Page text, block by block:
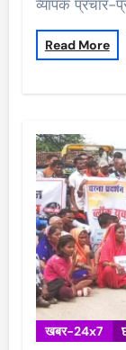
व्यापक प्रचार-
Read More
खबर-24x7